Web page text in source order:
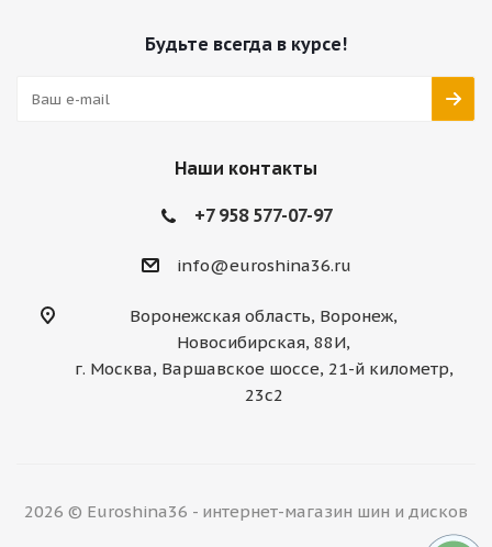
Будьте всегда в курсе!
Наши контакты
+7 958 577-07-97
info@euroshina36.ru
Воронежская область, Воронеж,
Новосибирская, 88И,
г. Москва, Варшавское шоссе, 21-й километр,
23с2
2026 © Euroshina36 - интернет-магазин шин и дисков